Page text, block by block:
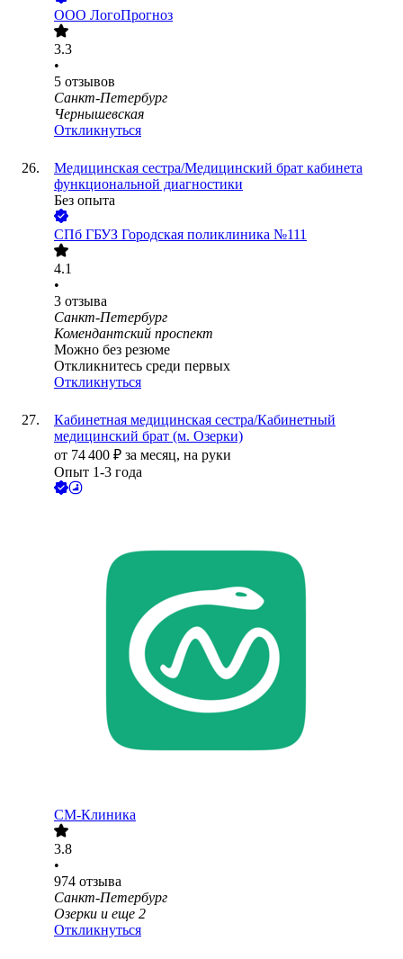
ООО ЛогоПрогноз
3.3
•
5 отзывов
Санкт-Петербург
Чернышевская
Откликнуться
Медицинская сестра/Медицинский брат кабинета
функциональной диагностики
Без опыта
СПб ГБУЗ Городская поликлиника №111
4.1
•
3 отзыва
Санкт-Петербург
Комендантский проспект
Можно без резюме
Откликнитесь среди первых
Откликнуться
Кабинетная медицинская сестра/Кабинетный
медицинский брат (м. Озерки)
от 74 400 ₽ за месяц, на руки
Опыт 1-3 года
СМ-Клиника
3.8
•
974 отзыва
Санкт-Петербург
Озерки и еще 2
Откликнуться